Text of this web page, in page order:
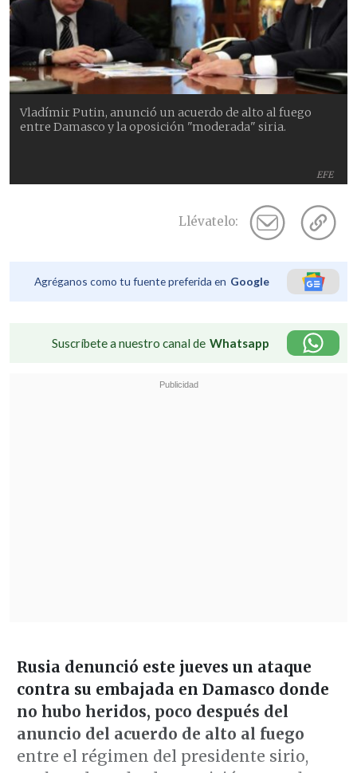
EFE
Vladímir Putin, anunció un acuerdo de alto al fuego
entre Damasco y la oposición "moderada" siria.
Llévatelo:
Agréganos como tu fuente preferida en Google
Suscríbete a nuestro canal de Whatsapp
Rusia denunció este jueves un ataque
contra su embajada en Damasco donde
no hubo heridos, poco después del
anuncio del acuerdo de alto al fuego
entre el régimen del presidente sirio,